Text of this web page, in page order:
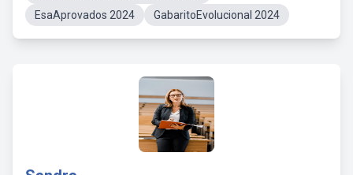
EsaAprovados 2024
GabaritoEvolucional 2024